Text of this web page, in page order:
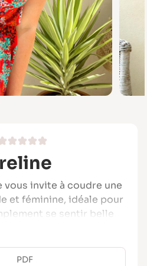
vous invite à coudre une
et féminine, idéale pour
se sentir belle
Ambreline se
de drapés, ses manches
PDF